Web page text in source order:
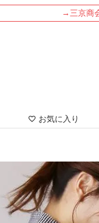
→三京商
お気に入り